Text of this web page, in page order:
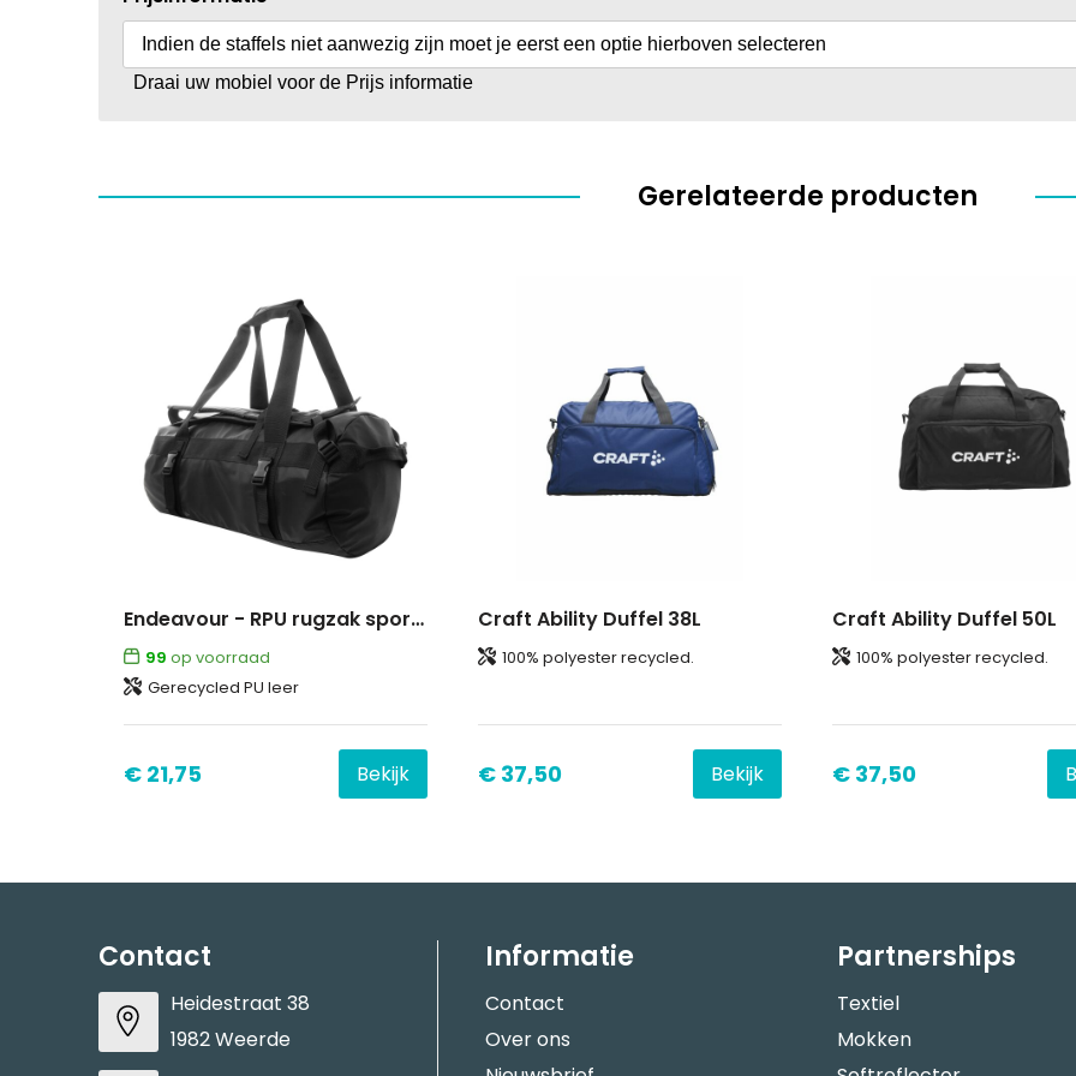
Indien de staffels niet aanwezig zijn moet je eerst een optie hierboven selecteren
Draai uw mobiel voor de Prijs informatie
Gerelateerde producten
Endeavour - RPU rugzak sporttas
99 op voorraad
Gerecycled PU leer
€ 21,75 Bekijk
Craft Ability Duffel 38L
100% polyester recycled.
€ 37,50 Bekijk
Craft Ability Duffel 50L
100% polyester recycled.
€ 37,50
Contact
Heidestraat 38
1982 Weerde
Informatie
Contact
Over ons
Partnerships
Textiel
Mokken